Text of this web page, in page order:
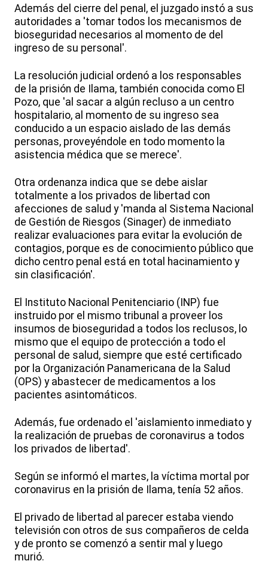
Además del cierre del penal, el juzgado instó a sus
autoridades a 'tomar todos los mecanismos de
bioseguridad necesarios al momento de del
ingreso de su personal'.
La resolución judicial ordenó a los responsables
de la prisión de Ilama, también conocida como El
Pozo, que 'al sacar a algún recluso a un centro
hospitalario, al momento de su ingreso sea
conducido a un espacio aislado de las demás
personas, proveyéndole en todo momento la
asistencia médica que se merece'.
Otra ordenanza indica que se debe aislar
totalmente a los privados de libertad con
afecciones de salud y 'manda al Sistema Nacional
de Gestión de Riesgos (Sinager) de inmediato
realizar evaluaciones para evitar la evolución de
contagios, porque es de conocimiento público que
dicho centro penal está en total hacinamiento y
sin clasificación'.
El Instituto Nacional Penitenciario (INP) fue
instruido por el mismo tribunal a proveer los
insumos de bioseguridad a todos los reclusos, lo
mismo que el equipo de protección a todo el
personal de salud, siempre que esté certificado
por la Organización Panamericana de la Salud
(OPS) y abastecer de medicamentos a los
pacientes asintomáticos.
Además, fue ordenado el 'aislamiento inmediato y
la realización de pruebas de coronavirus a todos
los privados de libertad'.
Según se informó el martes, la víctima mortal por
coronavirus en la prisión de Ilama, tenía 52 años.
El privado de libertad al parecer estaba viendo
televisión con otros de sus compañeros de celda
y de pronto se comenzó a sentir mal y luego
murió.